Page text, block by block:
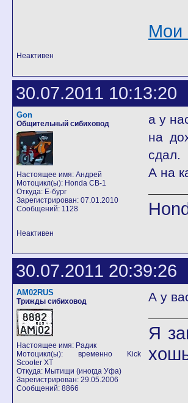
Мои
Неактивен
30.07.2011 10:13:20
Gon
Общительный сибиховод
Настоящее имя: Андрей
Мотоцикл(ы): Honda CB-1
Откуда: Е-бург
Зарегистрирован: 07.01.2010
Сообщений: 1128
а у
на
сдал.
А на
Неактивен
30.07.2011 20:39:26
AM02RUS
Трижды сибиховод
Настоящее имя: Радик
Мотоцикл(ы): временно Kick
Scooter XT
Откуда: Мытищи (иногда Уфа)
Зарегистрирован: 29.05.2006
Сообщений: 8866
А у
Я